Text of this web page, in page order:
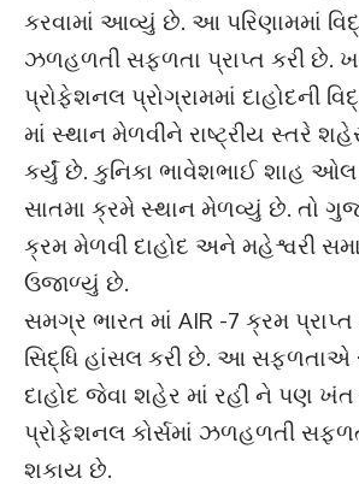
કરવામાં આવ્યું છે. આ પરિણામમાં
ઝળહળતી સફળતા પ્રાપ્ત કરી છે.
પ્રોફેશનલ પ્રોગ્રામમાં દાહોદની
માં સ્થાન મેળવીને રાષ્ટ્રીય સ્તરે
કર્યું છે. કુનિકા ભાવેશભાઈ શાહ ઓલ
સાતમા ક્રમે સ્થાન મેળવ્યું છે. તો
ક્રમ મેળવી દાહોદ અને મહેશ્વરી
ઉજાળ્યું છે.
સમગ્ર ભારત માં AIR -7 ક્રમ પ્રાપ્ત
સિદ્ધિ હાંસલ કરી છે. આ સફળતાએ
દાહોદ જેવા શહેર માં રહી ને પણ
પ્રોફેશનલ કોર્સમાં ઝળહળતી
શકાય છે.